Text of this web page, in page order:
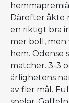
Därefter åkte
en riktigt bra
mer boll, men
hem. Odense
matcher. 3-3
ärlighetens
av fler mål.